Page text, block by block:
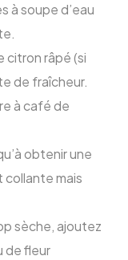
à soupe d’eau
citron râpé (si
de fraîcheur.
à café de
obtenir une
mais
sèche, ajoutez
de fleur